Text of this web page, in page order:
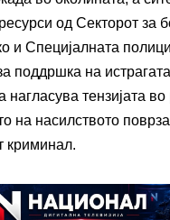
од Секторот за
и Специјалната
поддршка на
нагласува тензијата во
на насилството
криминал.